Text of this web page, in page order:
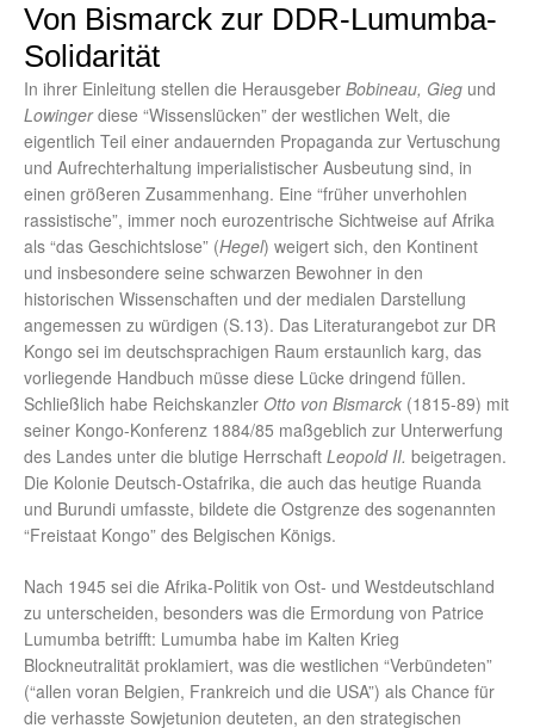
Von Bismarck zur DDR-Lumumba-
Solidarität
In ihrer Einleitung stellen die Herausgeber Bobineau, Gieg und
Lowingerdiese “Wissenslücken” der westlichen Welt, die
eigentlich Teil einer andauernden Propaganda zur Vertuschung
und Aufrechterhaltung imperialistischer Ausbeutung sind, in
einen größeren Zusammenhang. Eine “früher unverhohlen
rassistische”, immer noch eurozentrische Sichtweise auf Afrika
als “das Geschichtslose” (Hegel) weigert sich, den Kontinent
und insbesondere seine schwarzen Bewohner in den
historischen Wissenschaften und der medialen Darstellung
angemessen zu würdigen (S.13). Das Literaturangebot zur DR
Kongo sei im deutschsprachigen Raum erstaunlich karg, das
vorliegende Handbuch müsse diese Lücke dringend füllen.
Schließlich habe Reichskanzler Otto von Bismarck (1815-89) mit
seiner Kongo-Konferenz 1884/85 maßgeblich zur Unterwerfung
des Landes unter die blutige Herrschaft Leopold II. beigetragen.
Die Kolonie Deutsch-Ostafrika, die auch das heutige Ruanda
und Burundi umfasste, bildete die Ostgrenze des sogenannten
“Freistaat Kongo” des Belgischen Königs.
Nach 1945 sei die Afrika-Politik von Ost- und Westdeutschland
zu unterscheiden, besonders was die Ermordung von Patrice
Lumumba betrifft: Lumumba habe im Kalten Krieg
Blockneutralität proklamiert, was die westlichen “Verbündeten”
(“allen voran Belgien, Frankreich und die USA”) als Chance für
die verhasste Sowjetunion deuteten, an den strategischen